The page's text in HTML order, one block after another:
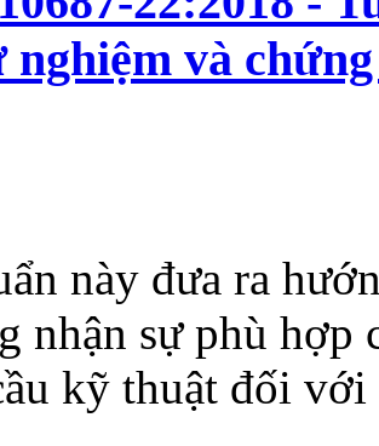
nghiệm và
này đưa ra
nhận sự phù hợp
kỹ thuật đối